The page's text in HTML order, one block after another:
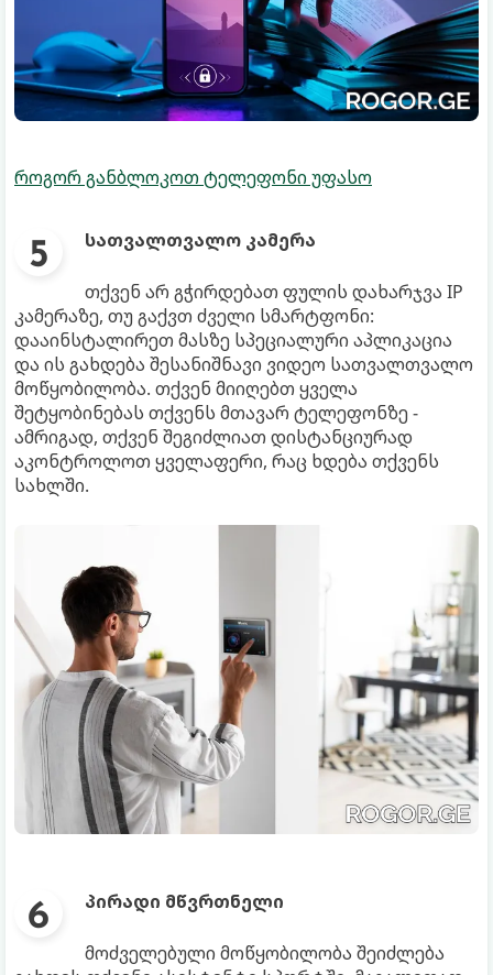
როგორ განბლოკოთ ტელეფონი უფასო
სათვალთვალო კამერა
თქვენ არ გჭირდებათ ფულის დახარჯვა IP
კამერაზე, თუ გაქვთ ძველი სმარტფონი:
დააინსტალირეთ მასზე სპეციალური აპლიკაცია
და ის გახდება შესანიშნავი ვიდეო სათვალთვალო
მოწყობილობა. თქვენ მიიღებთ ყველა
შეტყობინებას თქვენს მთავარ ტელეფონზე -
ამრიგად, თქვენ შეგიძლიათ დისტანციურად
აკონტროლოთ ყველაფერი, რაც ხდება თქვენს
სახლში.
პირადი მწვრთნელი
მოძველებული მოწყობილობა შეიძლება